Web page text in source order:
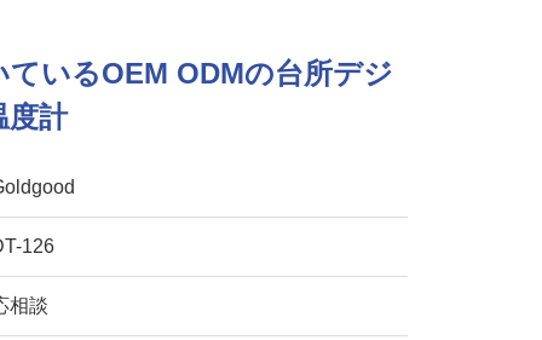
ているOEM ODMの台所デジ
度計
126
相談